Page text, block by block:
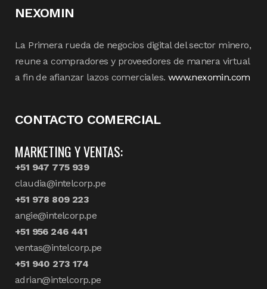
NEXOMIN
La Primera rueda de negocios digital del sector minero,
reune a compradores y proveedores de manera virtual
a fin de afianzar lazos comerciales. www.nexomin.com
CONTACTO COMERCIAL
MARKETING Y VENTAS:
+51 947 775 939
claudia@intelcorp.pe
+51 978 809 223
angie@intelcorp.pe
+51 956 246 441
ventas@intelcorp.pe
+51 940 273 174
adrian@intelcorp.pe